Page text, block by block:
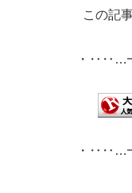
この記
・
・